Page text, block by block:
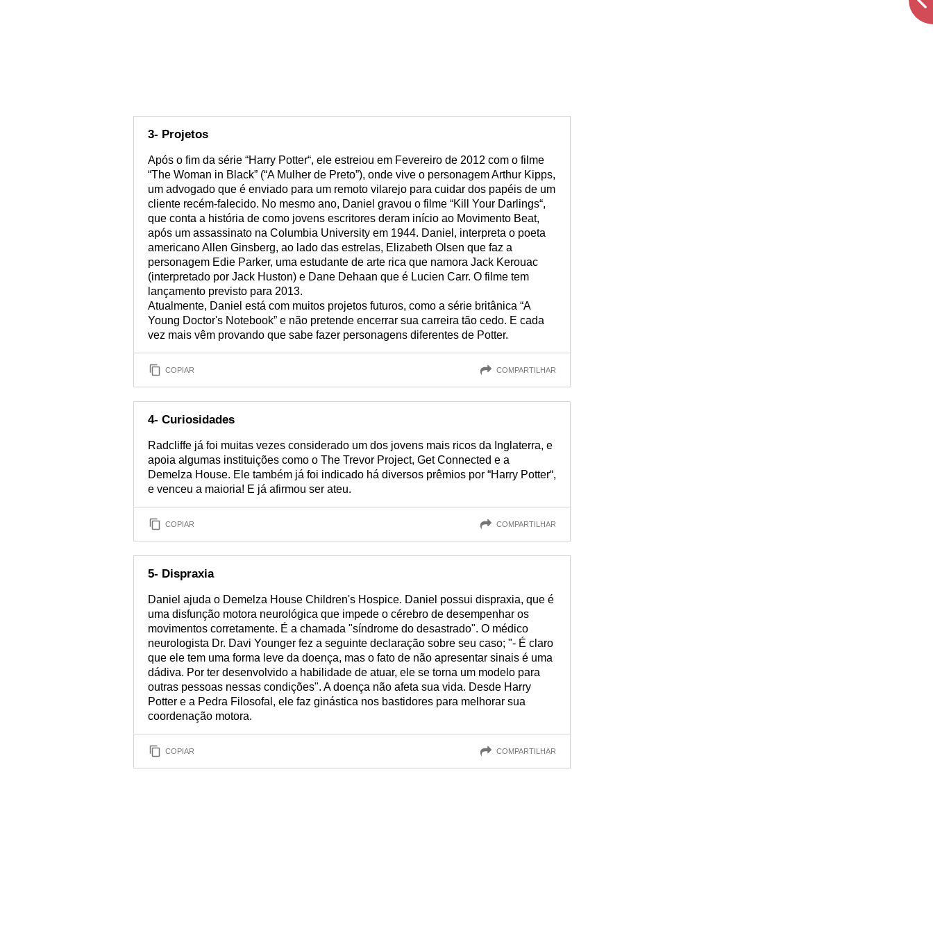
3- Projetos
Após o fim da série “Harry Potter“, ele estreiou em Fevereiro de 2012 com o filme
“The Woman in Black” (“A Mulher de Preto”), onde vive o personagem Arthur Kipps,
um advogado que é enviado para um remoto vilarejo para cuidar dos papéis de um
cliente recém-falecido. No mesmo ano, Daniel gravou o filme “Kill Your Darlings“,
que conta a história de como jovens escritores deram início ao Movimento Beat,
após um assassinato na Columbia University em 1944. Daniel, interpreta o poeta
americano Allen Ginsberg, ao lado das estrelas, Elizabeth Olsen que faz a
personagem Edie Parker, uma estudante de arte rica que namora Jack Kerouac
(interpretado por Jack Huston) e Dane Dehaan que é Lucien Carr. O filme tem
lançamento previsto para 2013.
Atualmente, Daniel está com muitos projetos futuros, como a série britânica “A
Young Doctor's Notebook” e não pretende encerrar sua carreira tão cedo. E cada
vez mais vêm provando que sabe fazer personagens diferentes de Potter.
COPIAR COMPARTILHAR
4- Curiosidades
Radcliffe já foi muitas vezes considerado um dos jovens mais ricos da Inglaterra, e
apoia algumas instituições como o The Trevor Project, Get Connected e a
Demelza House. Ele também já foi indicado há diversos prêmios por “Harry Potter“,
e venceu a maioria! E já afirmou ser ateu.
COPIAR COMPARTILHAR
5- Dispraxia
Daniel ajuda o Demelza House Children's Hospice. Daniel possui dispraxia, que é
uma disfunção motora neurológica que impede o cérebro de desempenhar os
movimentos corretamente. É a chamada "síndrome do desastrado". O médico
neurologista Dr. Davi Younger fez a seguinte declaração sobre seu caso; "- É claro
que ele tem uma forma leve da doença, mas o fato de não apresentar sinais é uma
dádiva. Por ter desenvolvido a habilidade de atuar, ele se torna um modelo para
outras pessoas nessas condições". A doença não afeta sua vida. Desde Harry
Potter e a Pedra Filosofal, ele faz ginástica nos bastidores para melhorar sua
coordenação motora.
COPIAR COMPARTILHAR